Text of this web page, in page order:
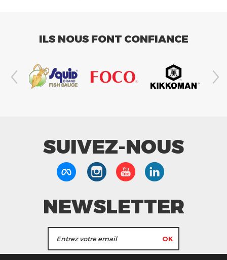
ILS NOUS FONT CONFIANCE
SUIVEZ-NOUS
NEWSLETTER